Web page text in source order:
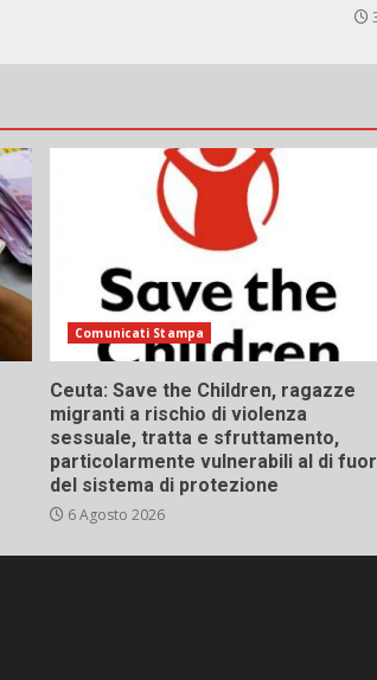
Comunicati Stampa
Ceuta: Save the Children, ragazze
migranti a rischio di violenza
sessuale, tratta e sfruttamento,
particolarmente vulnerabili al di
del sistema di protezione
6 Agosto 2026